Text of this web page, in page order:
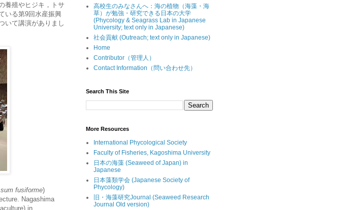
養殖やヒジキ，トサ
いる第9回水産振興
いて講演がありまし
fusiforme)
Nagashima
in
高校生のみなさんへ：海の植物（海藻・海
草）が勉強・研究できる日本の大学
(Phycology & Seagrass Lab in Japanese
University; text only in Japanese)
社会貢献 (Outreach; text only in Japanese)
Home
Contributor（管理人）
Contact Information（問い合わせ先）
Search This Site
More Resources
International Phycological Society
Faculty of Fisheries, Kagoshima University
日本の海藻 (Seaweed of Japan) in
Japanese
日本藻類学会 (Japanese Society of
Phycology)
旧・海藻研究Journal (Seaweed Research
Journal Old version)